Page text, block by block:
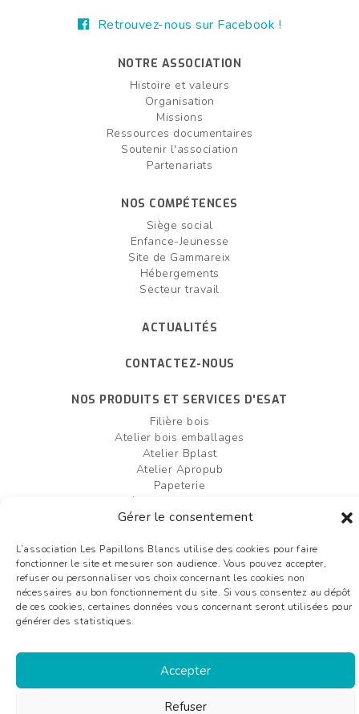
Gérer le consentement
L’association Les Papillons Blancs utilise des cookies pour faire
fonctionner le site et mesurer son audience. Vous pouvez accepter,
refuser ou personnaliser vos choix concernant les cookies non
nécessaires au bon fonctionnement du site. Si vous consentez au dépôt
de ces cookies, certaines données vous concernant seront utilisées pour
générer des statistiques.
Accepter
Refuser
Retrouvez-nous sur Facebook !
NOTRE ASSOCIATION
Histoire et valeurs
Organisation
Missions
Ressources documentaires
Soutenir l'association
Partenariats
NOS COMPÉTENCES
Siège social
Enfance-Jeunesse
Site de Gammareix
Hébergements
Secteur travail
ACTUALITÉS
CONTACTEZ-NOUS
NOS PRODUITS ET SERVICES D'ESAT
Filière bois
Atelier bois emballages
Atelier Bplast
Atelier Apropub
Papeterie
Filière agro-alimentaire
Atelier bois box palettes
FAIRE UN DON OFFRES D'EMPLOI
Plan du site
Mentions légales
©2026 Les Papillons Blancs de Bergerac - Tous droits réservés - conception :
aggelos.fr